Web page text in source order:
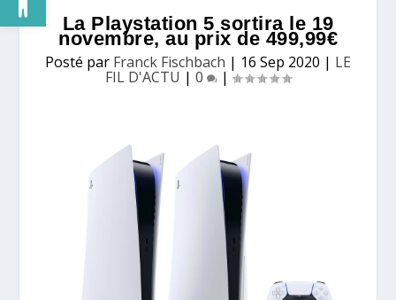
La Playstation 5 sortira le 19
novembre, au prix de 499,99€
Posté par Franck Fischbach | 16 Sep 2020 | LE
FIL D'ACTU | 0 |